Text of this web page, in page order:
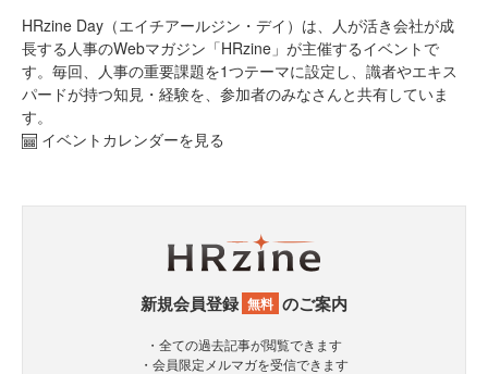
HRzine Day（エイチアールジン・デイ）は、人が活き会社が成
長する人事のWebマガジン「HRzine」が主催するイベントで
す。毎回、人事の重要課題を1つテーマに設定し、識者やエキス
パードが持つ知見・経験を、参加者のみなさんと共有していま
す。
イベントカレンダーを見る
新規会員登録 無料 のご案内
・全ての過去記事が閲覧できます
・会員限定メルマガを受信できます